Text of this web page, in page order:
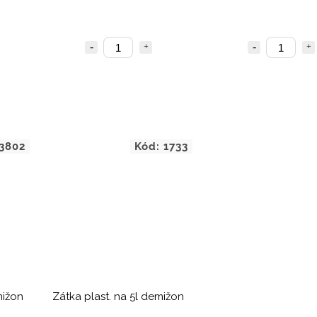
Zátka plast. na 5l demižon
Kód: 1733